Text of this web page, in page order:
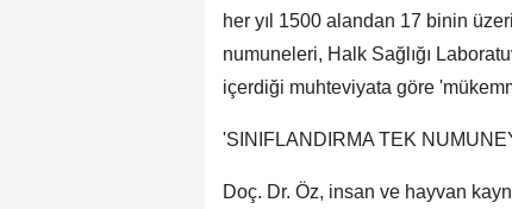
her yıl 1500 alandan 17 binin
numuneleri, Halk Sağlığı
içerdiği muhteviyata göre
'SINIFLANDIRMA TEK
Doç. Dr. Öz, insan ve hayvan